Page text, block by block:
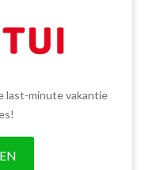
last-minute vakantie